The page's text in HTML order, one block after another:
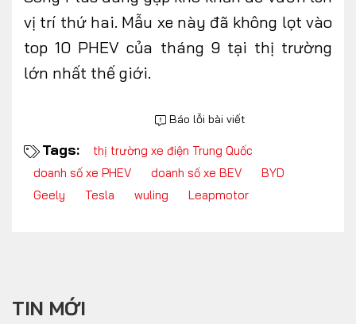
vị trí thứ hai. Mẫu xe này đã không lọt vào
top 10 PHEV của tháng 9 tại thị trường
lớn nhất thế giới.
Báo lỗi bài viết
Tags:
thị trường xe điện Trung Quốc
doanh số xe PHEV
doanh số xe BEV
BYD
Geely
Tesla wuling Leapmotor
TIN MỚI